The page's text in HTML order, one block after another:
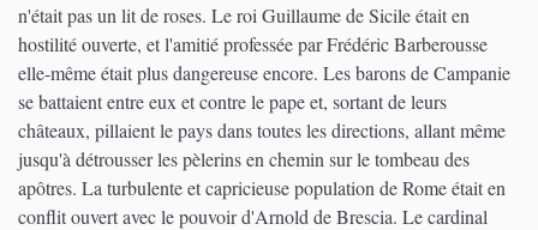
n'était pas un lit de roses. Le roi Guillaume de Sicile était en
hostilité ouverte, et l'amitié professée par Frédéric Barberousse
elle-même était plus dangereuse encore. Les barons de Campanie
se battaient entre eux et contre le pape et, sortant de leurs
châteaux, pillaient le pays dans toutes les directions, allant même
jusqu'à détrousser les pèlerins en chemin sur le tombeau des
apôtres. La turbulente et capricieuse population de Rome était en
conflit ouvert avec le pouvoir d'Arnold de Brescia. Le cardinal